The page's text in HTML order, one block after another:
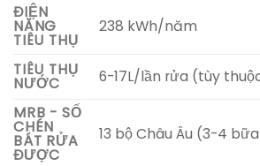
ĐIỆN
NĂNG
TIÊU THỤ
238 kWh/năm
TIÊU THỤ
NƯỚC
6-17L/lần rửa (tùy
MRB - SỐ
CHÉN
BÁT RỬA
ĐƯỢC
13 bộ Châu Âu (3-4